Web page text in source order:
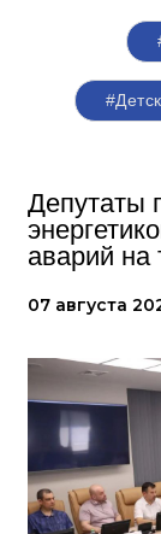
Депутаты
аварий на
07 августа